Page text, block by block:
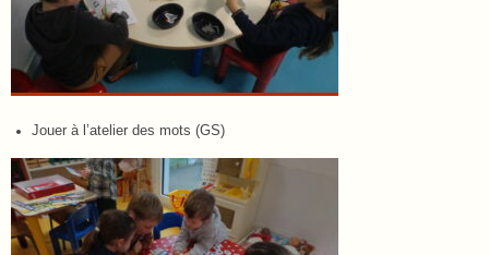
Jouer à l’atelier des mots (GS)